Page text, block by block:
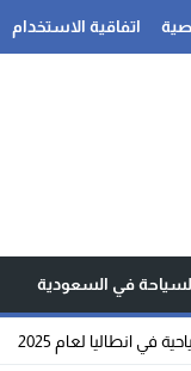
اتفاقية الاستخدام
في السعودية